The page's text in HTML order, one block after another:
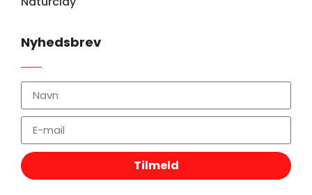
Nyhedsbrev
Tilmeld